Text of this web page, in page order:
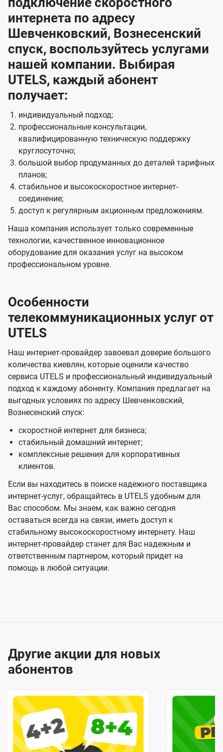
интернета по адресу
Шевченковский, Вознесенский
спуск, воспользуйтесь услугами
нашей компании. Выбирая
UTELS, каждый абонент
получает:
индивидуальный подход;
профессиональные консультации,
квалифицированную техническую поддержку
круглосуточно;
большой выбор продуманных до деталей тарифных
планов;
стабильное и высокоскоростное интернет-
соединение;
доступ к регулярным акционным предложениям.
Наша компания использует только современные
технологии, качественное инновационное
оборудование для оказания услуг на высоком
профессиональном уровне.
Особенности
телекоммуникационных услуг от
UTELS
Наш интернет-провайдер завоевал доверие большого
количества киевлян, которые оценили качество
сервиса UTELS и профессиональный индивидуальный
подход к каждому абоненту. Компания предлагает на
выгодных условиях по адресу Шевченковский,
Вознесенский спуск:
скоростной интернет для бизнеса;
стабильный домашний интернет;
комплексные решения для корпоративных
клиентов.
Если вы находитесь в поиске надежного поставщика
интернет-услуг, обращайтесь в UTELS удобным для
Вас способом. Мы знаем, как важно сегодня
оставаться всегда на связи, иметь доступ к
стабильному высокоскоростному интернету. Наш
интернет-провайдер станет для Вас надежным и
ответственным партнером, который придет на
помощь в любой ситуации.
Другие акции для новых
абонентов